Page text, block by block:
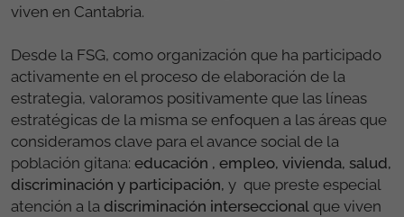
viven en Cantabria.
Desde la FSG, como organización que ha participado
activamente en el proceso de elaboración de la
estrategia, valoramos positivamente que las líneas
estratégicas de la misma se enfoquen a las áreas que
consideramos clave para el avance social de la
población gitana: educación , empleo, vivienda, salud,
discriminación y participación, y que preste especial
atención a la discriminación interseccional que viven